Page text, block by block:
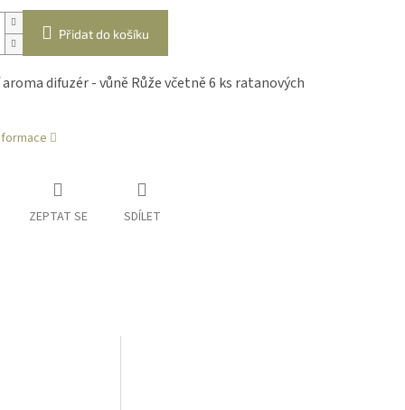
Přidat do košíku
difuzér - vůně Růže včetně 6 ks ratanových
ZEPTAT SE SDÍLET